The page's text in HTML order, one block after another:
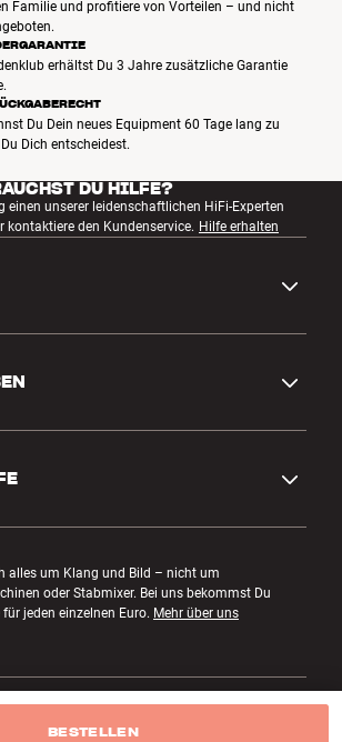
BESTELLEN
Familie und profitiere von Vorteilen – und nicht
erhältst Du 3 Jahre zusätzliche Garantie
Du Dein neues Equipment 60 Tage lang zu
Dich entscheidest.
DU HILFE?
einen unserer leidenschaftlichen HiFi-Experten
kontaktiere den Kundenservice. Hilfe erhalten
alles um Klang und Bild – nicht um
oder Stabmixer. Bei uns bekommst Du
jeden einzelnen Euro. Mehr über uns